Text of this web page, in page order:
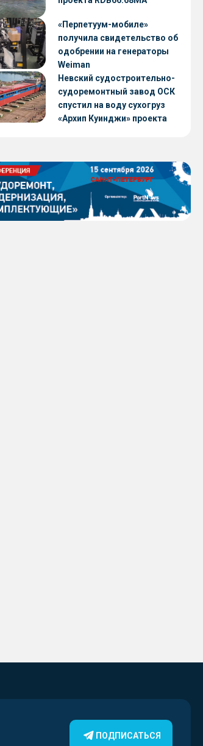
«Перпетуум-мобиле»
получила свидетельство об
одобрении на генераторы
Weiman
Невский судостроительно-
судоремонтный завод ОСК
спустил на воду сухогруз
«Архип Куинджи» проекта
ПОДПИСАТЬСЯ